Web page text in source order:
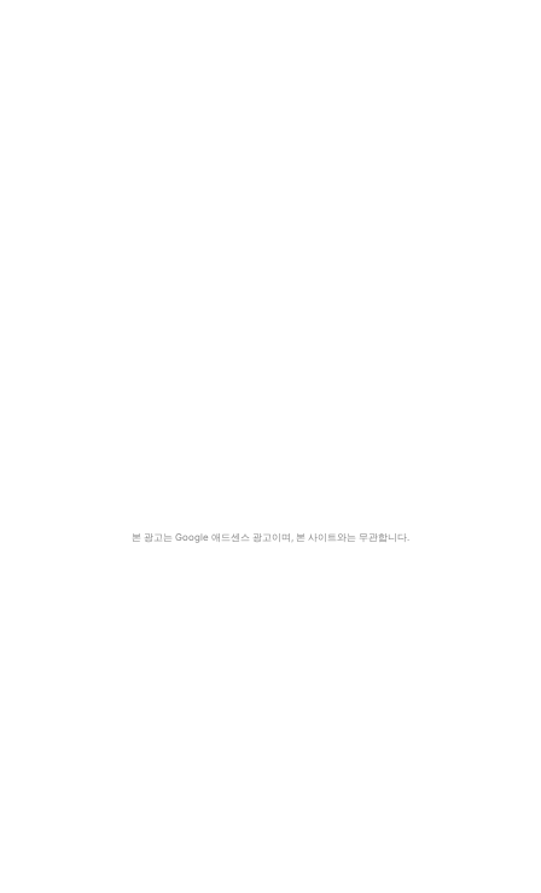
본 광고는 Google 애드센스 광고이며, 본 사이트와는 무관합니다.